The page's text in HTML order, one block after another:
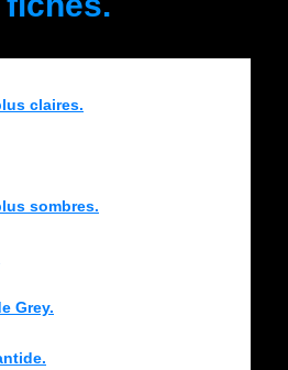
claires.
sombres.
Grey.